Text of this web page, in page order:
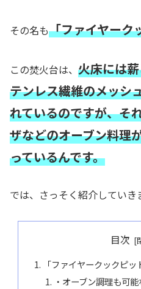
その名も「ファイヤーク
この焚火台は、 火床には
テンレス繊維のメッシ
れているのですが、そ
ザなどのオーブン料理
っているんです。
では、さっそく紹介していき
目次
「ファイヤークックピ
・オーブン調理も可